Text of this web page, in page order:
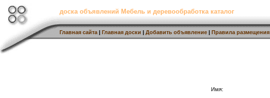
доска объявлений Мебель и деревообработка каталог
Главная сайта | Главная доски | Добавить объявление | Правила размещения
Имя: